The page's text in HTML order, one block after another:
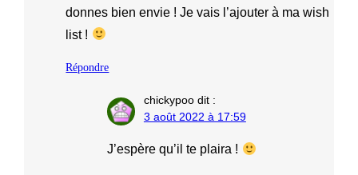
donnes bien envie ! Je vais l’ajouter à ma wish
list !
Répondre
chickypoo dit :
3 août 2022 à 17:59
J’espère qu’il te plaira !